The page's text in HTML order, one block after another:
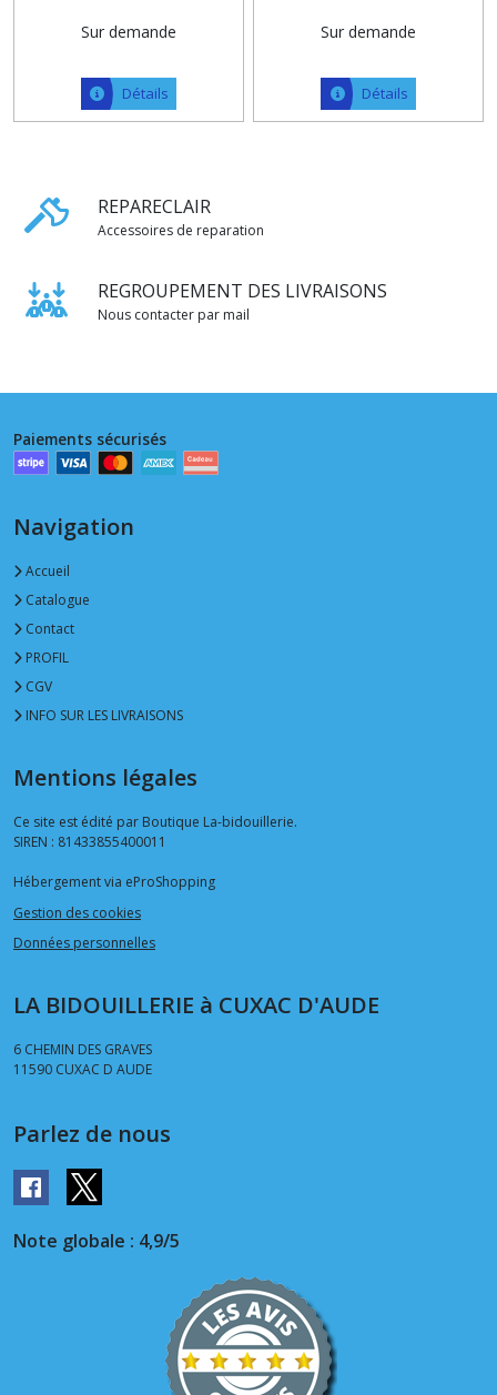
Sur demande
Détails
Sur demande
Détails
REPARECLAIR
Accessoires de reparation
REGROUPEMENT DES LIVRAISONS
Nous contacter par mail
Paiements sécurisés
Navigation
Accueil
Catalogue
Contact
PROFIL
CGV
INFO SUR LES LIVRAISONS
Mentions légales
Ce site est édité par Boutique La-bidouillerie.
SIREN : 81433855400011
Hébergement via eProShopping
Gestion des cookies
Données personnelles
LA BIDOUILLERIE à CUXAC D'AUDE
6 CHEMIN DES GRAVES
11590 CUXAC D AUDE
Parlez de nous
Note globale : 4,9/5